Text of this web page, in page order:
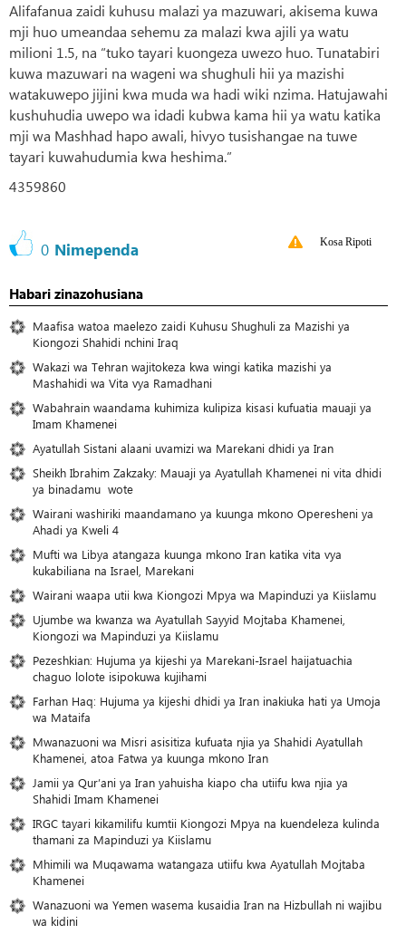
Alifafanua zaidi kuhusu malazi ya mazuwari, akisema kuwa
mji huo umeandaa sehemu za malazi kwa ajili ya watu
milioni 1.5, na “tuko tayari kuongeza uwezo huo. Tunatabiri
kuwa mazuwari na wageni wa shughuli hii ya mazishi
watakuwepo jijini kwa muda wa hadi wiki nzima. Hatujawahi
kushuhudia uwepo wa idadi kubwa kama hii ya watu katika
mji wa Mashhad hapo awali, hivyo tusishangae na tuwe
tayari kuwahudumia kwa heshima.”
4359860
0 Nimependa Kosa Ripoti
Habari zinazohusiana
Maafisa watoa maelezo zaidi Kuhusu Shughuli za Mazishi ya
Kiongozi Shahidi nchini Iraq
Wakazi wa Tehran wajitokeza kwa wingi katika mazishi ya
Mashahidi wa Vita vya Ramadhani
Wabahrain waandama kuhimiza kulipiza kisasi kufuatia mauaji ya
Imam Khamenei
Ayatullah Sistani alaani uvamizi wa Marekani dhidi ya Iran
Sheikh Ibrahim Zakzaky: Mauaji ya Ayatullah Khamenei ni vita dhidi
ya binadamu wote
Wairani washiriki maandamano ya kuunga mkono Operesheni ya
Ahadi ya Kweli 4
Mufti wa Libya atangaza kuunga mkono Iran katika vita vya
kukabiliana na Israel, Marekani
Wairani waapa utii kwa Kiongozi Mpya wa Mapinduzi ya Kiislamu
Ujumbe wa kwanza wa Ayatullah Sayyid Mojtaba Khamenei,
Kiongozi wa Mapinduzi ya Kiislamu
Pezeshkian: Hujuma ya kijeshi ya Marekani-Israel haijatuachia
chaguo lolote isipokuwa kujihami
Farhan Haq: Hujuma ya kijeshi dhidi ya Iran inakiuka hati ya Umoja
wa Mataifa
Mwanazuoni wa Misri asisitiza kufuata njia ya Shahidi Ayatullah
Khamenei, atoa Fatwa ya kuunga mkono Iran
Jamii ya Qur’ani ya Iran yahuisha kiapo cha utiifu kwa njia ya
Shahidi Imam Khamenei
IRGC tayari kikamilifu kumtii Kiongozi Mpya na kuendeleza kulinda
thamani za Mapinduzi ya Kiislamu
Mhimili wa Muqawama watangaza utiifu kwa Ayatullah Mojtaba
Khamenei
Wanazuoni wa Yemen wasema kusaidia Iran na Hizbullah ni wajibu
wa kidini